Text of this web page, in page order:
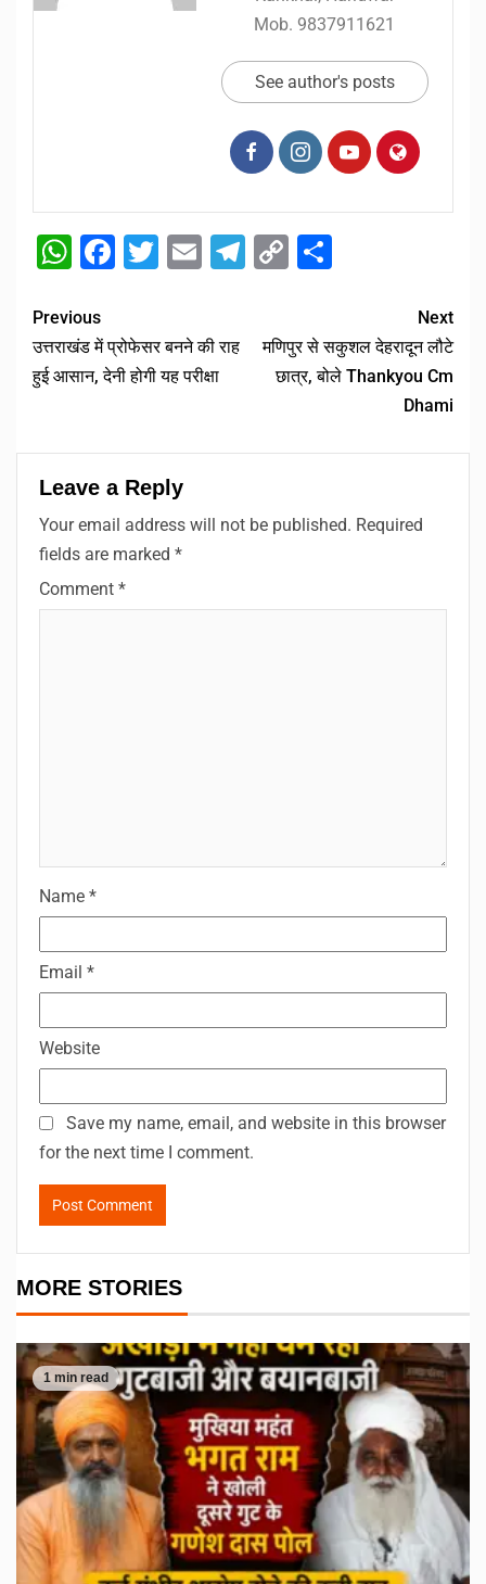
Mob. 9837911621
See author's posts
WhatsApp
Facebook
Twitter
EmailTelegram
Copy
Previous
उत्तराखंड में प्रोफेसर बनने की राह
हुई आसान, देनी होगी यह परीक्षा
Next
मणिपुर से सकुशल देहरादून लौटे
छात्र, बोले Thankyou Cm
Dhami
Leave a Reply
Your email address will not be published. Required
fields are marked *
Comment *
Name *
Email *
Website
Save my name, email, and website in this browser
for the next time I comment.
MORE STORIES
1 min read